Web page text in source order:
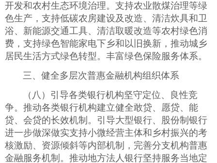
开发和农村生态环境治理。支持农业散煤治理等绿
色生产，支持低碳农房建设及改造、清洁炊具和卫
浴、新能源交通工具、清洁取暖改造等农村绿色消
费，支持绿色智能家电下乡和以旧换新，推动城乡
居民生活方式绿色转型。丰富绿色保险服务体系。
三、健全多层次普惠金融机构组织体系
（八）引导各类银行机构坚守定位、良性竞
争。推动各类银行机构建立健全敢贷、愿贷、能
贷、会贷的长效机制。引导大型银行、股份制银行
进一步做深做实支持小微经营主体和乡村振兴的考
核激励、资源倾斜等内部机制，完善分支机构普惠
金融服务机制。推动地方法人银行坚持服务当地定